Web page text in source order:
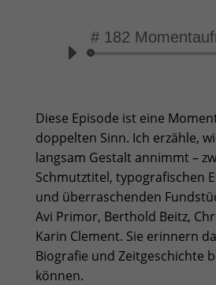
# 182
Diese Episode ist eine
doppelten Sinn. Ich erzähle,
langsam Gestalt annimmt –
Schmutztitel, typografischen
und überraschenden
Avi Primor, Berthold Beitz,
Karin Clement. Sie erinnern
Biografie und Zeitgeschichte
können.